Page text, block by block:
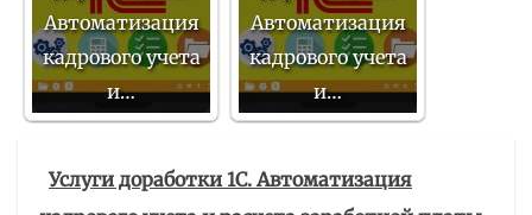
Автоматизация
кадрового учета
и…
Автоматизация
кадрового учета
и…
Услуги доработки 1С. Автоматизация